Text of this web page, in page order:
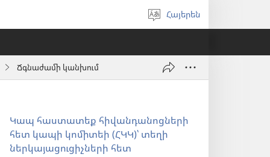
Ընտրել
լեզուն
Հայերեն
Ճգնաժամի կանխում
Կապ հաստատեք հիվանդանոցների
հետ կապի կոմիտեի (ՀԿԿ)՝ տեղի
ներկայացուցիչների հետ